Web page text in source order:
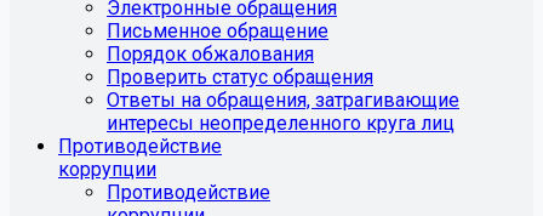
Электронные обращения
Письменное обращение
Порядок обжалования
Проверить статус обращения
Ответы на обращения, затрагивающие
интересы неопределенного круга лиц
Противодействие
коррупции
Противодействие